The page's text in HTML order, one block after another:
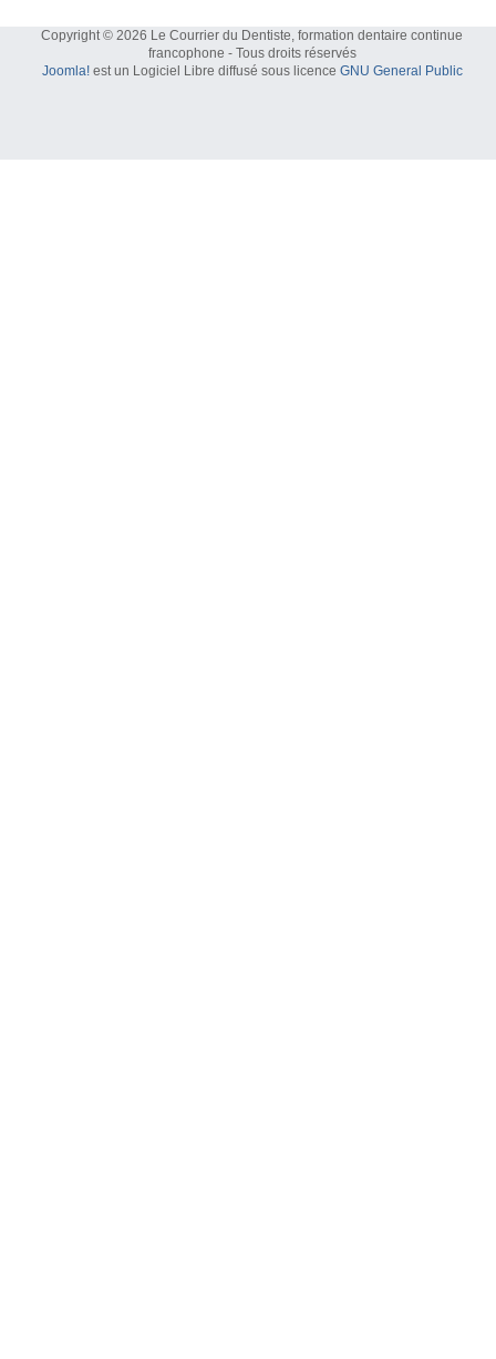
Copyright © 2026 Le Courrier du Dentiste, formation dentaire continue
francophone - Tous droits réservés
Joomla!est un Logiciel Libre diffusé sous licence GNU General Public